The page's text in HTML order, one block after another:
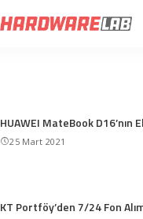
HUAWEI MateBook D16’nın
25 Mart 2021
KT Portföy’den 7/24 Fon